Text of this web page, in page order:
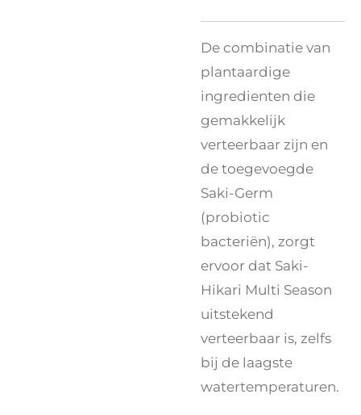
De combinatie van
plantaardige
ingredienten die
gemakkelijk
verteerbaar zijn en
de toegevoegde
Saki-Germ
(probiotic
bacteriën), zorgt
ervoor dat Saki-
Hikari Multi Season
uitstekend
verteerbaar is, zelfs
bij de laagste
watertemperaturen.